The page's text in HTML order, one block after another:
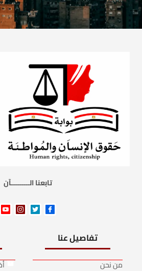
تابعنا الـــــــــآن
تفاصيل عنا
من نحن